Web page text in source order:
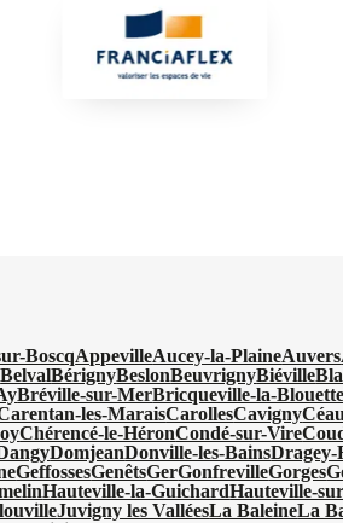
BoscqAppevilleAucey-la-PlaineAuvers
BelvalBérignyBeslonBeuvrignyBiéville
Bréville-sur-MerBricqueville-la-
les-MaraisCarollesCavigny
Chérencé-le-HéronCondé-sur-Vire
DomjeanDonville-les-BainsDragey-
GeffossesGenêtsGerGonfrevilleGorges
Hauteville-la-GuichardHauteville-
Juvigny les ValléesLa BaleineLa